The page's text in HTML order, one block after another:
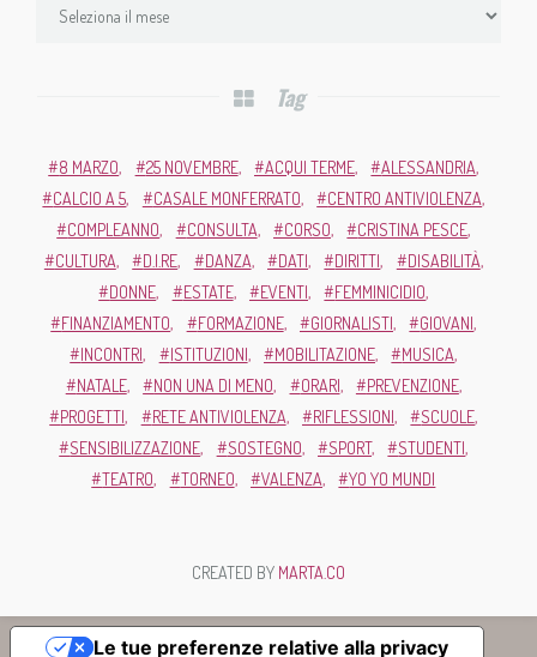
Tag
8 MARZO 25 NOVEMBRE ACQUI TERME
ALESSANDRIA
CALCIO A 5
CASALE MONFERRATO
CENTRO ANTIVIOLENZA
COMPLEANNO
CONSULTA CORSO
CRISTINA PESCE
CULTURA
D.I.RE DANZA DATI DIRITTI
DISABILITÀ
DONNE
ESTATE EVENTI
FEMMINICIDIO
FINANZIAMENTO
FORMAZIONE GIORNALISTI
GIOVANI
INCONTRI
ISTITUZIONI MOBILITAZIONE
MUSICA
NATALE
NON UNA DI MENO ORARI
PREVENZIONE
PROGETTI
RETE ANTIVIOLENZA RIFLESSIONI
SCUOLE
SENSIBILIZZAZIONE
SOSTEGNO SPORT
STUDENTI
TEATRO
TORNEO VALENZA YO YO MUNDI
CREATED BY MARTA.CO
Le tue preferenze relative alla privacy